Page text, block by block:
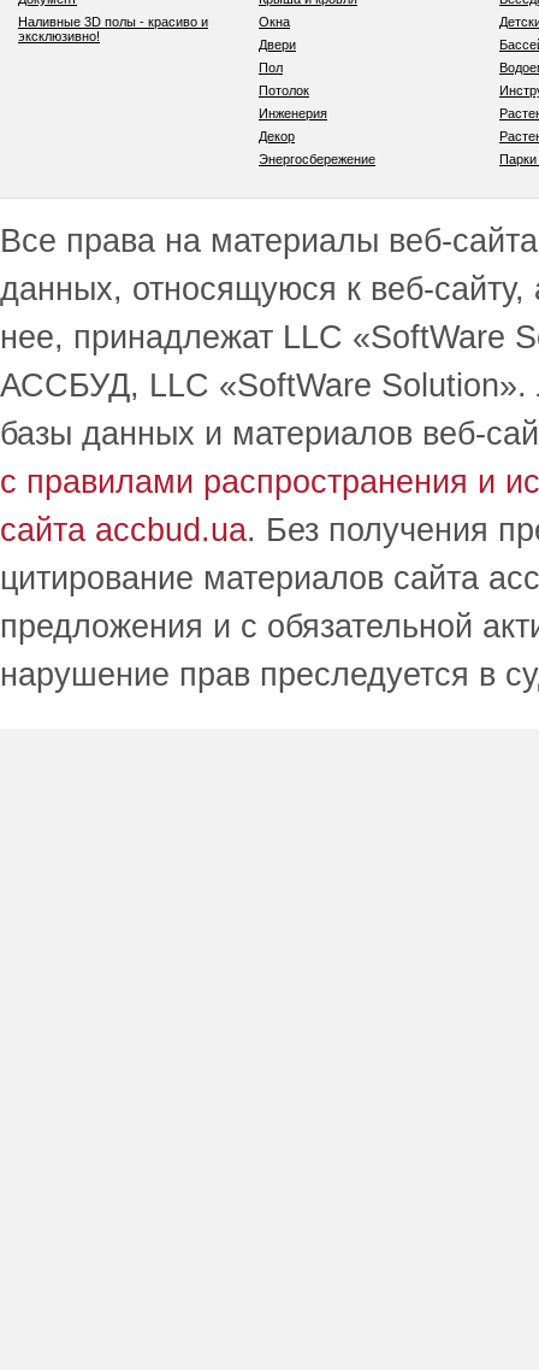
Наливные 3D полы - красиво и
эксклюзивно!
Окна
Двери
Пол
Потолок
Инженерия
Декор
Энергосбережение
Все права на материалы веб-
данных, относящуюся к веб-
нее, принадлежат LLC
АССБУД, LLC «SoftWare Solution».
базы данных и материалов веб-
с правилами распространения и
сайта accbud.ua. Без получения
цитирование материалов сайта
предложения и с обязательной
нарушение прав преследуется в